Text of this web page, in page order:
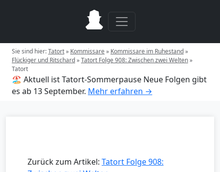
Sie sind hier:Tatort» Kommissare» Kommissare im Ruhestand»
Flückiger und Ritschard»Tatort Folge 908: Zwischen zwei Welten»
Tatort
🏖️ Aktuell ist Tatort-Sommerpause Neue Folgen gibt
es ab 13 September. Mehr erfahren →
Zurück zum Artikel: Tatort Folge 908: